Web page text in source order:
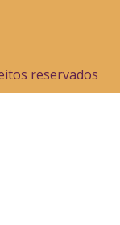
reservados